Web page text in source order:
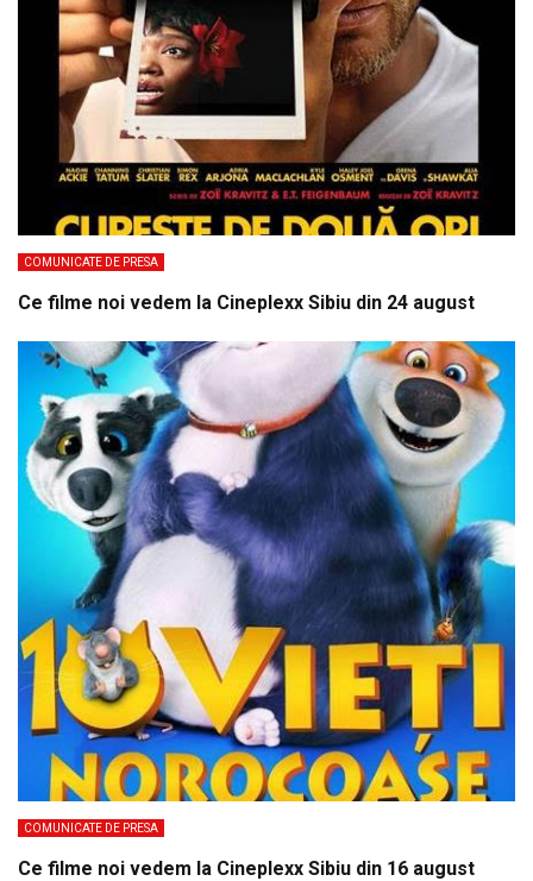
COMUNICATE DE PRESA
Ce filme noi vedem la Cineplexx Sibiu din 24 august
COMUNICATE DE PRESA
Ce filme noi vedem la Cineplexx Sibiu din 16 august